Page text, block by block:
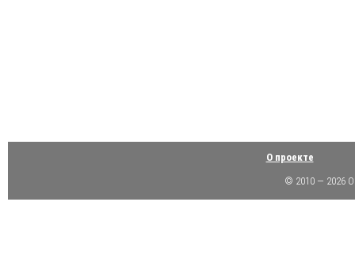
О проекте
© 2010 — 2026